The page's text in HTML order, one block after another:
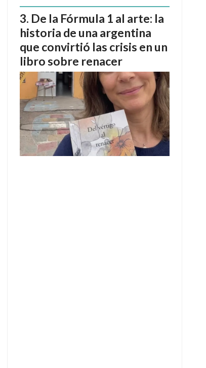
De la Fórmula 1 al arte: la
historia de una argentina
que convirtió las crisis en un
libro sobre renacer